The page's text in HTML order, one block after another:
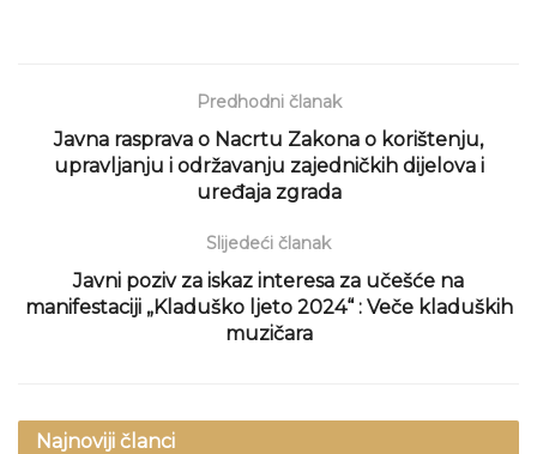
Predhodni članak
Javna rasprava o Nacrtu Zakona o korištenju,
upravljanju i održavanju zajedničkih dijelova i
uređaja zgrada
Slijedeći članak
Javni poziv za iskaz interesa za učešće na
manifestaciji „Kladuško ljeto 2024“ : Veče kladuških
muzičara
Najnoviji članci